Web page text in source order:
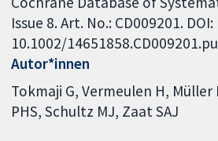
Issue 8. Art. No.: CD009201. DOI:
10.1002/
Autor*innen
Tokmaji G Vermeulen H Müller
PHS Schultz MJ Zaat SAJ